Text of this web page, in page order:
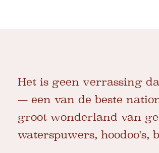
Het is geen verrassing
— een van de beste
groot wonderland van
waterspuwers,